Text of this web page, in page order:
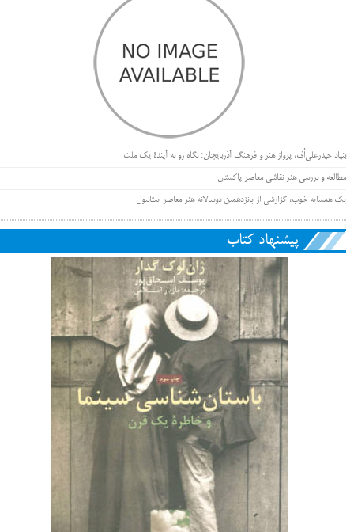
بنیاد حیدرعلی‌اُف، پرواز هنر و فرهنگ آذربایجان؛ نگاه رو به آیندۀ یک ملت
مطالعه و بررسی هنر نقاشی معاصر پاکستان
یک همسایه خوب، گزارشی از پانزدهمین دوسالانه هنر معاصر استانبول
پیشنهاد کتاب